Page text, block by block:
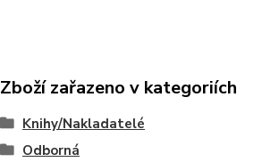
Zboží zařazeno v kategoriích
Knihy/Nakladatelé
Odborná